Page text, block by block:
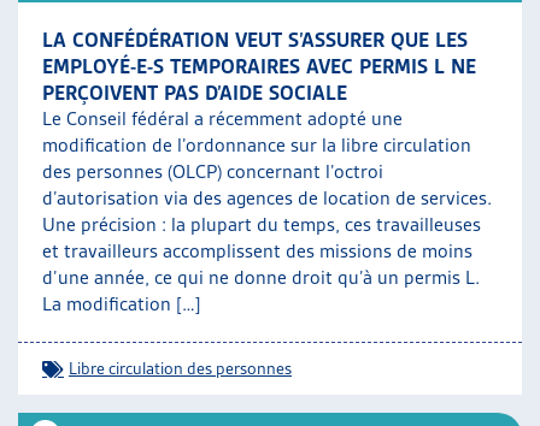
LA CONFÉDÉRATION VEUT S’ASSURER QUE LES
EMPLOYÉ-E-S TEMPORAIRES AVEC PERMIS L NE
PERÇOIVENT PAS D’AIDE SOCIALE
Le Conseil fédéral a récemment adopté une
modification de l’ordonnance sur la libre circulation
des personnes (OLCP) concernant l’octroi
d’autorisation via des agences de location de services.
Une précision : la plupart du temps, ces travailleuses
et travailleurs accomplissent des missions de moins
d’une année, ce qui ne donne droit qu’à un permis L.
La modification […]
Libre circulation des personnes